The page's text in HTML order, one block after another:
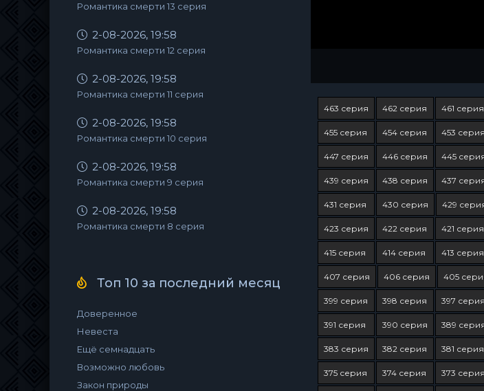
Романтика смерти 13 серия
2-08-2026, 19:58
Романтика смерти 12 серия
2-08-2026, 19:58
Романтика смерти 11 серия
2-08-2026, 19:58
Романтика смерти 10 серия
2-08-2026, 19:58
Романтика смерти 9 серия
2-08-2026, 19:58
Романтика смерти 8 серия
Топ 10 за последний месяц
Доверенное
Невеста
Ещё семнадцать
Возможно любовь
Закон природы
463 серия 462 серия 461 серия
455 серия 454 серия 453 серия
447 серия 446 серия 445
439 серия 438 серия 437
431 серия 430 серия 429
423 серия 422 серия 421 серия
415 серия 414 серия 413 серия
407 серия 406 серия 405
399 серия 398 серия 397 серия
391 серия 390 серия 389
383 серия 382 серия 381 серия
375 серия 374 серия 373 серия